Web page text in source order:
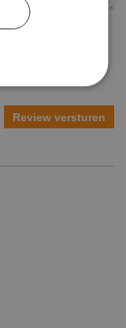
Review versturen